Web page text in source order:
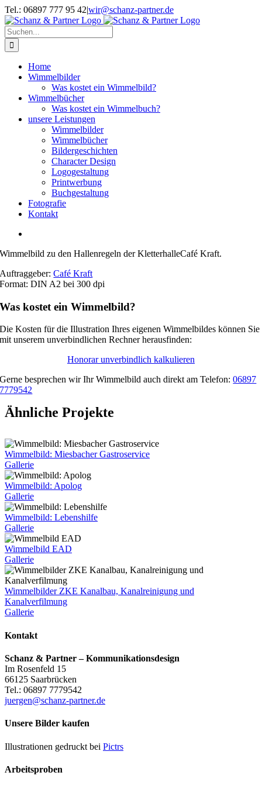
Zum
Inhalt
springen
Tel.: 06897 777 95 42|wir@schanz-partner.de
Suche
nach:
Home
Wimmelbilder
Was kostet ein Wimmelbild?
Wimmelbücher
Was kostet ein Wimmelbuch?
unsere Leistungen
Wimmelbilder
Wimmelbücher
Bildergeschichten
Character Design
Logogestaltung
Printwerbung
Buchgestaltung
Fotografie
Kontakt
Image
Wimmelbild zu den Hallenregeln der KletterhalleCafé Kraft.
Auftraggeber:Café Kraft
Format: DIN A2 bei 300 dpi
Was kostet ein Wimmelbild?
Die Kosten für die Illustration Ihres eigenen Wimmelbildes können Sie
mit unserem unverbindlichen Rechner herausfinden:
Honorar unverbindlich kalkulieren
Gerne besprechen wir Ihr Wimmelbild auch direkt am Telefon:06897
7779542
Ähnliche Projekte
Wimmelbild: Miesbacher Gastroservice
Gallerie
Wimmelbild: Apolog
Gallerie
Wimmelbild: Lebenshilfe
Gallerie
Wimmelbild EAD
Gallerie
Wimmelbilder ZKE Kanalbau, Kanalreinigung und
Kanalverfilmung
Gallerie
Kontakt
Schanz & Partner – Kommunikationsdesign
Im Rosenfeld 15
66125 Saarbrücken
Tel.: 06897 7779542
juergen@schanz-partner.de
Unsere Bilder kaufen
Illustrationen gedruckt bei Pictrs
Arbeitsproben